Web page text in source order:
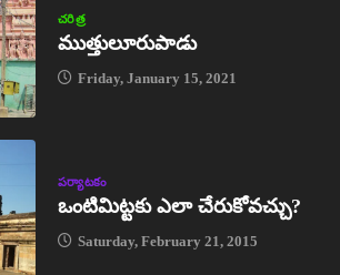
చరిత్ర
ముత్తులూరుపాడు
Friday, January 15, 2021
పర్యాటకం
ఒంటిమిట్టకు ఎలా చేరుకోవచ్చు?
Saturday, February 21, 2015